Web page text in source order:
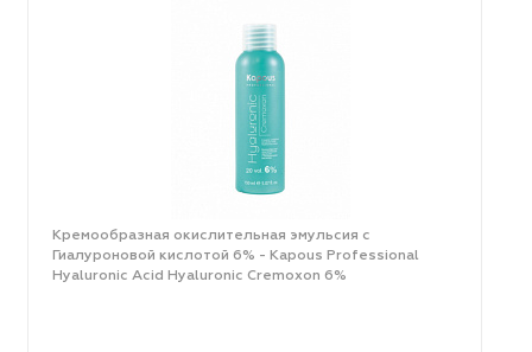
Кремообразная окислительная эмульсия с
Гиалуроновой кислотой 6% - Kapous Professional
Hyaluronic Acid Hyaluronic Cremoxon 6%